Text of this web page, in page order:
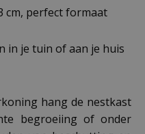
cm, perfect formaat
in je tuin of aan je huis
hang de nestkast
begroeiing of onder